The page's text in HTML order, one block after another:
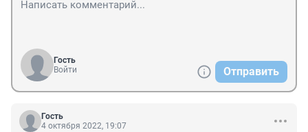
Гость
Войти
Отправить
Гость
4 октября 2022, 19:07